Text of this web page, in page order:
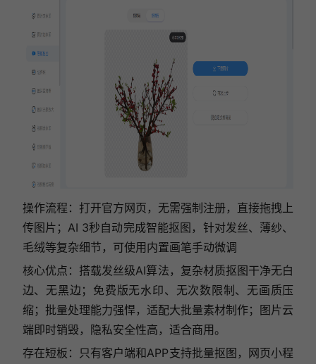
操作流程：打开官方网页，无需强制注册，直接拖拽上
传图片；AI 3秒自动完成智能抠图，针对发丝、薄纱、
毛绒等复杂细节，可使用内置画笔手动微调
核心优点：搭载发丝级AI算法，复杂材质抠图干净无白
边、无黑边；免费版无水印、无次数限制、无画质压
缩；批量处理能力强悍，适配大批量素材制作；图片云
端即时销毁，隐私安全性高，适合商用。
存在短板：只有客户端和APP支持批量抠图，网页小程